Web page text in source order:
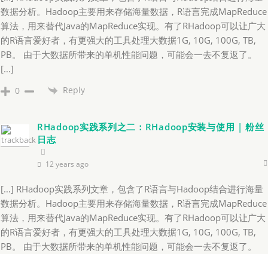
数据分析。Hadoop主要用来存储海量数据，R语言完成MapReduce
算法，用来替代Java的MapReduce实现。有了RHadoop可以让广大
的R语言爱好者，有更强大的工具处理大数据1G, 10G, 100G, TB,
PB。 由于大数据所带来的单机性能问题，可能会一去不复返了。
[…]
0 Reply
RHadoop实践系列之二：RHadoop安装与使用 | 粉丝
日志
12 years ago
[…] RHadoop实践系列文章，包含了R语言与Hadoop结合进行海量
数据分析。Hadoop主要用来存储海量数据，R语言完成MapReduce
算法，用来替代Java的MapReduce实现。有了RHadoop可以让广大
的R语言爱好者，有更强大的工具处理大数据1G, 10G, 100G, TB,
PB。 由于大数据所带来的单机性能问题，可能会一去不复返了。